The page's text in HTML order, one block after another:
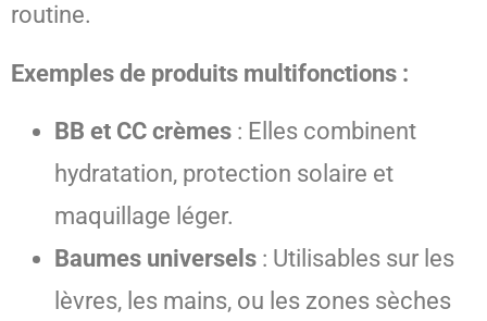
routine.
Exemples de produits multifonctions :
BB et CC crèmes : Elles combinent
hydratation, protection solaire et
maquillage léger.
Baumes universels : Utilisables sur les
lèvres, les mains, ou les zones sèches